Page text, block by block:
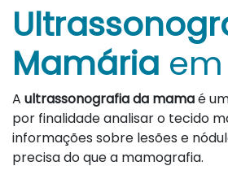
Mamária em
A ultrassonografia da mamaé
por finalidade analisar o tecido
informações sobre lesões e
precisa do que a mamografia.